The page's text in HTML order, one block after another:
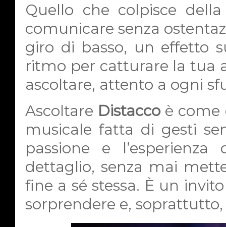
Quello che colpisce
comunicare senza
giro di basso, un effetto
ritmo per catturare la tua
ascoltare, attento a ogni
Ascoltare Distaccoè come
musicale fatta di gesti
passione e
dettaglio, senza mai
fine a sé stessa. È un
sorprendere e,